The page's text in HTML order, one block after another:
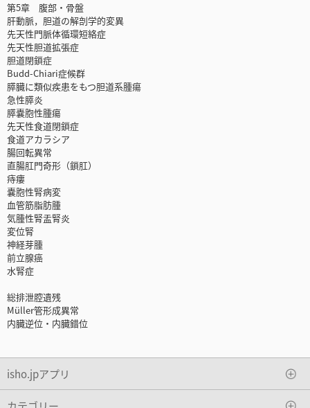
第5章 腹部・骨盤
肝動脈，胆道の解剖学的変異
先天性門脈体循環短絡症
先天性胆道拡張症
胆道閉鎖症
Budd-Chiari症候群
膵臓に類似疾患をもつ胆道系腫瘍
急性膵炎
膵嚢胞性腫瘍
先天性食道閉鎖症
食道アカラシア
腸回転異常
直腸肛門奇形（鎖肛）
痔瘻
嚢胞性腎病変
血管筋脂肪腫
気腫性腎盂腎炎
変位腎
神経芽腫
前立腺癌
水腎症
総排泄腔遺残
Müller管形成異常
内臓逆位・内臓錯位
isho.jpアプリ